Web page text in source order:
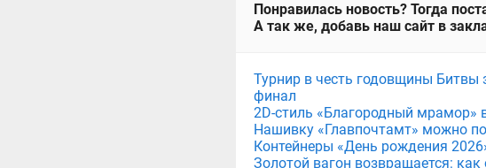
Понравилась новость? Тогда
А так же, добавь наш сайт в
Турнир в честь годовщины Битвы
финал
2D-стиль «Благородный мрамор»
Нашивку «Главпочтамт» можно
Контейнеры «День рождения
Золотой вагон возвращается: